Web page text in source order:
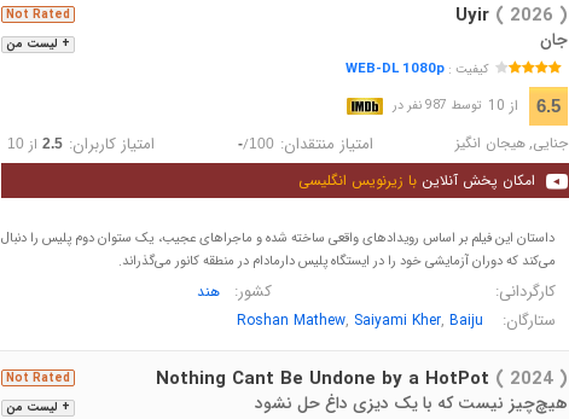
+ لیست من
Not Rated Uyir( 2026 )
جان
کیفیت :WEB-DL 1080p
6.5 از 10 توسط 987 نفر در
جنایی,هیجان انگیز امتیاز منتقدان: -/100 امتیاز کاربران: 2.5 از 10
امکان پخش آنلاین با زیرنویس انگلیسی
داستان این فیلم بر اساس رویدادهای واقعی ساخته شده و ماجراهای عجیب، یک ستوان دوم پلیس را دنبال
می‌کند که دوران آزمایشی خود را در ایستگاه پلیس دارمادام در منطقه کانور می‌گذراند.
کارگردانی: کشور: هند
ستارگان: Roshan Mathew, Saiyami Kher, Baiju
+ لیست من
Not Rated Nothing Cant Be Undone by a HotPot ( 2024 )
هیچ‌چیز نیست که با یک دیزی داغ حل نشود